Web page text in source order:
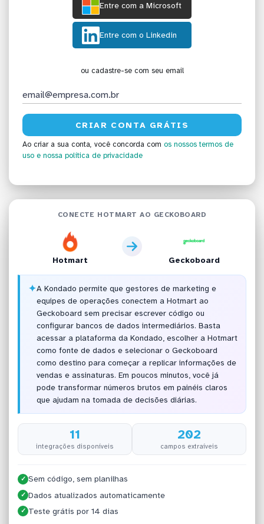
Entre com a Microsoft
Entre com o Linkedin
ou cadastre-se com seu email
Ao criar a sua conta, você concorda com os nossos termos de
uso e nossa política de privacidade
CONECTE HOTMART AO GECKOBOARD
Hotmart Geckoboard
✦A Kondado permite que gestores de marketing e
equipes de operações conectem a Hotmart ao
Geckoboard sem precisar escrever código ou
configurar bancos de dados intermediários. Basta
acessar a plataforma da Kondado, escolher a Hotmart
como fonte de dados e selecionar o Geckoboard
como destino para começar a replicar informações de
vendas e assinaturas. Em poucos minutos, você já
pode transformar números brutos em painéis claros
que ajudam na tomada de decisões diárias.
11
integrações disponíveis
202
campos extraíveis
✓ Sem código, sem planilhas
✓ Dados atualizados automaticamente
✓ Teste grátis por 14 dias